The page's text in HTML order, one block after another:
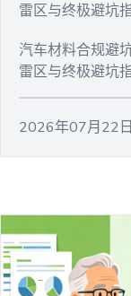
雷区与终极避坑
汽车材料合规避
雷区与终极避坑
2026年07月22日